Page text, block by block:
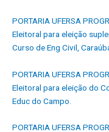
PORTARIA UFERSA
Eleitoral para eleição
Curso de Eng Civil,
PORTARIA UFERSA
Eleitoral para eleição do
Educ do Campo.
PORTARIA UFERSA